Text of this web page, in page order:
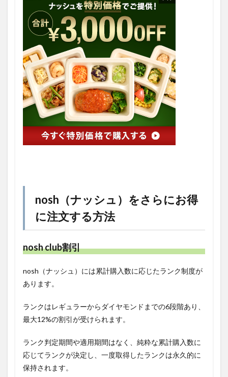
nosh（ナッシュ）をさらにお得
に注文する方法
nosh club割引
nosh（ナッシュ）には累計購入数に応じたランク制度が
あります。
ランクはレギュラーからダイヤモンドまでの6段階あり、
最大12%の割引が受けられます。
ランク判定期間や適用期間はなく、純粋な累計購入数に
応じてランクが決定し、一度取得したランクは永久的に
保持されます。